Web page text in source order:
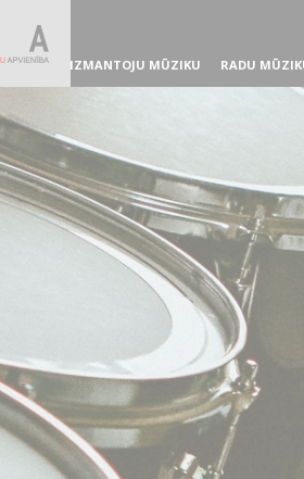
IZMANTOJU MŪZIKU RADU